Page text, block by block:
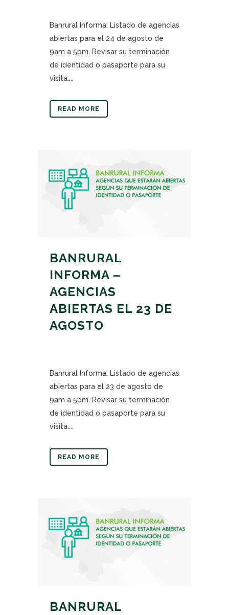
Banrural Informa: Listado de agencias
abiertas para el 24 de agosto de
9am a 5pm. Revisar su terminación
de identidad o pasaporte para su
visita....
READ MORE
BANRURAL
INFORMA –
AGENCIAS
ABIERTAS EL 23 DE
AGOSTO
Banrural Informa: Listado de agencias
abiertas para el 23 de agosto de
9am a 5pm. Revisar su terminación
de identidad o pasaporte para su
visita....
READ MORE
BANRURAL